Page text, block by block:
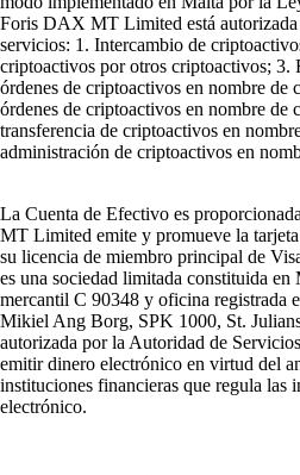
Foris DAX MT Limited está autorizada
servicios: 1. Intercambio de
criptoactivos por otros criptoactivos; 3.
órdenes de criptoactivos en nombre de
órdenes de criptoactivos en nombre de
transferencia de criptoactivos en
administración de criptoactivos en
La Cuenta de Efectivo es
MT Limited emite y promueve la
su licencia de miembro principal de
es una sociedad limitada constituida
mercantil C 90348 y oficina registrada
Mikiel Ang Borg, SPK 1000, St.
autorizada por la Autoridad de
emitir dinero electrónico en virtud del
instituciones financieras que regula las
electrónico.